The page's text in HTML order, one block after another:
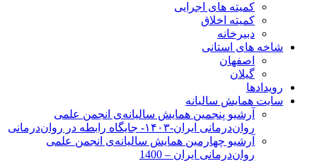
کمیته های اجرایی
کمیته اخلاق
دبیرخانه
شاخه های استانی
اصفهان
گیلان
رویدادها
سایت همایش سالیانه
آرشیو پنجمین همایش سالیانه‌ی انجمن علمی
روان‌درمانی ایران-۱۴۰۳- جایگاه رابطه در روان‌درمانی
آرشیو چهارمین همایش سالیانه‌ی انجمن علمی
روان‌درمانی ایران – 1400